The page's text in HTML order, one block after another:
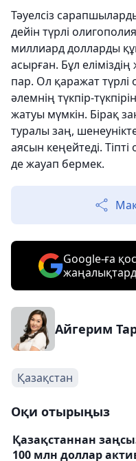
Тәуелсіз
дейін түрлі
миллиард долларды
асырған. Бұл
пар. Ол қаражат
әлемнің түкпір-
жатуы мүмкін. Бірақ
туралы заң,
аясын кеңейтеді.
де жауап бермек.
Google-ға
Айгерим
Қазақстан
Оқи отырыңыз
Қазақстаннан
100 млн доллар